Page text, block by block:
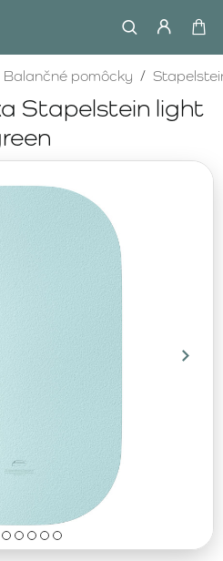
Stapelstein light
Balančné pomôcky